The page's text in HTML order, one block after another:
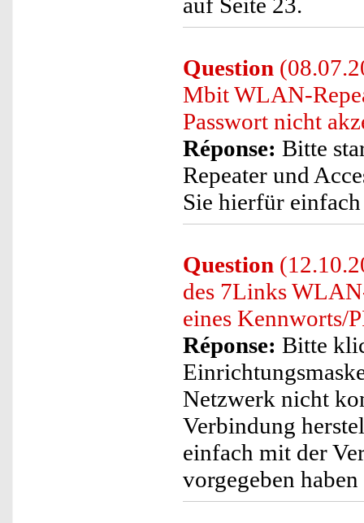
Question
Mbit WLAN-
Passwort nicht
Réponse: Bitte
Repeater und
Sie hierfür
Question
des 7Links
eines Kennworts/
Réponse: Bitte
Netzwerk nicht
Verbindung
einfach mit der
vorgegeben